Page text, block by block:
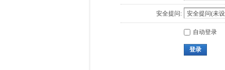
安全提问:
自动登录
登录